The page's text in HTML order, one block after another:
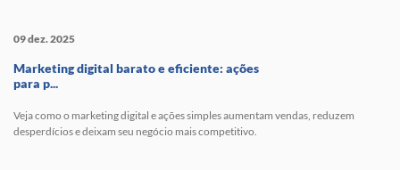
09 dez. 2025
Marketing digital barato e eficiente: ações
para p...
Veja como o marketing digital e ações simples aumentam vendas, reduzem
desperdícios e deixam seu negócio mais competitivo.